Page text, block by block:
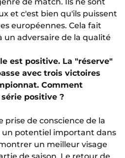
et c'est bien qu'ils puissent
européennes. Cela fait
un adversaire de la qualité
est positive. La "réserve"
avec trois victoires
Comment
positive ?
prise de conscience de la
un potentiel important dans
un meilleur visage